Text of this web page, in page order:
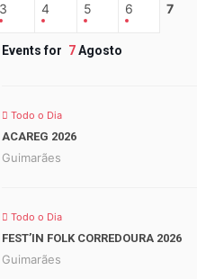
3 4 5 6 7
Events for 7Agosto
Todo o Dia
ACAREG 2026
Guimarães
Todo o Dia
FEST’IN FOLK CORREDOURA 2026
Guimarães